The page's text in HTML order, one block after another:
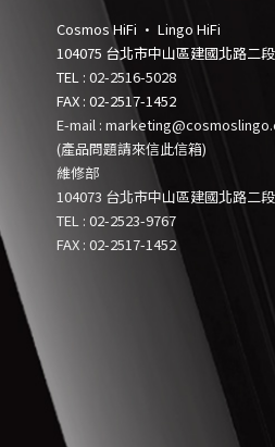
Cosmos HiFi • Lingo HiFi
104075 台北市中山區建國北路二
TEL :02-2516-5028
FAX : 02-2517-1452
E-mail :
(產品問題請來信此信箱)
維修部
104073 台北市中山區建國北路二
TEL :02-2523-9767
FAX : 02-2517-1452